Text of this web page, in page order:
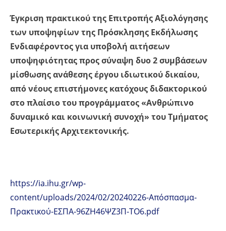
Έγκριση πρακτικού της Επιτροπής Αξιολόγησης
των υποψηφίων της Πρόσκλησης Εκδήλωσης
Ενδιαφέροντος για υποβολή αιτήσεων
υποψηφιότητας προς σύναψη δυο 2 συμβάσεων
μίσθωσης ανάθεσης έργου ιδιωτικού δικαίου,
από νέους επιστήμονες κατόχους διδακτορικού
στο πλαίσιο του προγράμματος «Ανθρώπινο
δυναμικό και κοινωνική συνοχή» του Τμήματος
Εσωτερικής Αρχιτεκτονικής.
https://ia.ihu.gr/wp-
content/uploads/2024/02/20240226-Απόσπασμα-
Πρακτικού-ΕΣΠΑ-96ΖΗ46ΨΖ3Π-ΤΟ6.pdf